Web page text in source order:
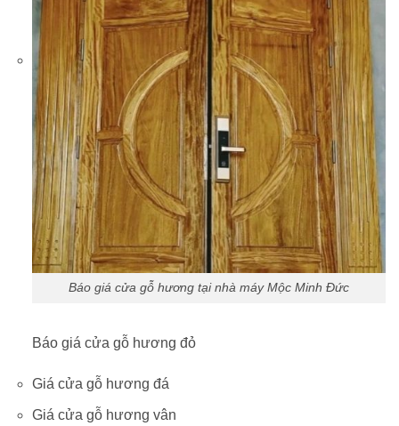
Báo giá cửa gỗ hương tại nhà máy Mộc Minh Đức
Báo giá cửa gỗ hương đỏ
Giá cửa gỗ hương đá
Giá cửa gỗ hương vân